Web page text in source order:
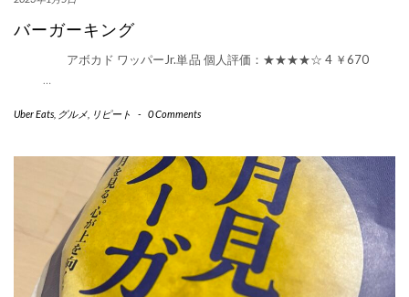
バーガーキング
アボカド ワッパーJr.単品 個人評価：★★★★☆ 4 ￥670
…
Uber Eats グルメ リピート - 0 Comments